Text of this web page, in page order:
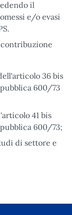
il
e/o evasi
36 bis
600/73
41 bis
600/73;
di settore e